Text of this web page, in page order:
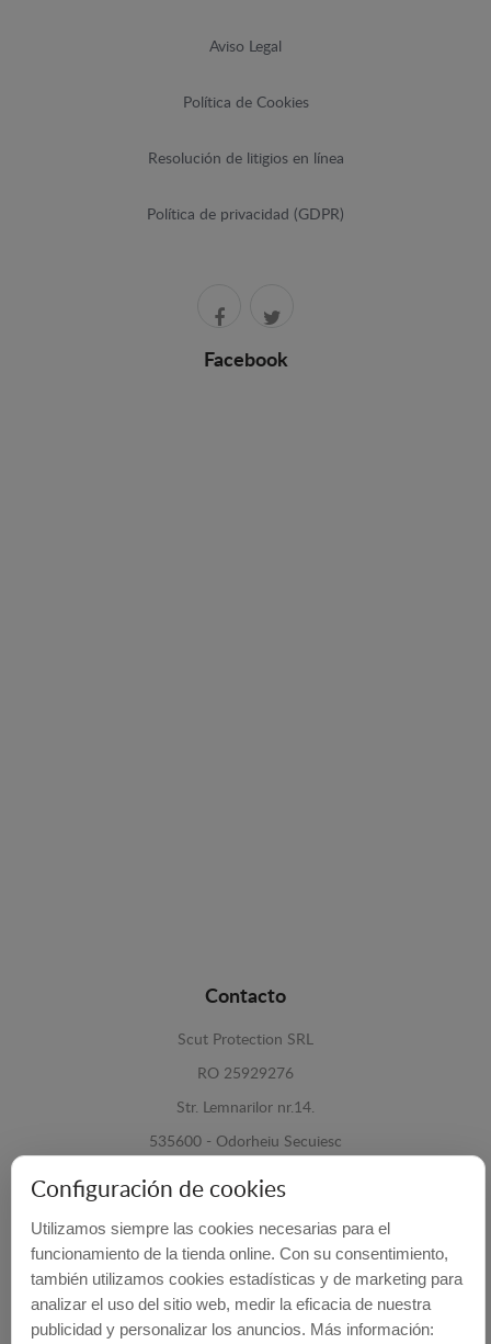
Aviso Legal
Política de Cookies
Resolución de litigios en línea
Política de privacidad (GDPR)
Facebook
Contacto
Scut Protection SRL
RO 25929276
Str. Lemnarilor nr.14.
535600 - Odorheiu Secuiesc
E-mail: info@cubrecarter.com
Site: www.cubrecarter.com
Configuración de cookies
Utilizamos siempre las cookies necesarias para el
funcionamiento de la tienda online. Con su consentimiento,
también utilizamos cookies estadísticas y de marketing para
analizar el uso del sitio web, medir la eficacia de nuestra
publicidad y personalizar los anuncios. Más información: